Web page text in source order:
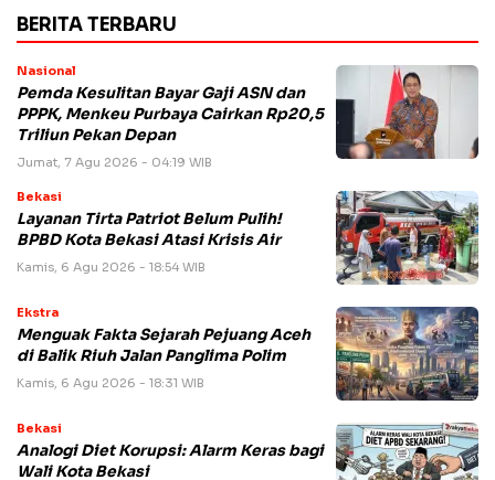
BERITA TERBARU
Nasional
Pemda Kesulitan Bayar Gaji ASN dan
PPPK, Menkeu Purbaya Cairkan Rp20,5
Triliun Pekan Depan
Jumat, 7 Agu 2026 - 04:19 WIB
Bekasi
Layanan Tirta Patriot Belum Pulih!
BPBD Kota Bekasi Atasi Krisis Air
Kamis, 6 Agu 2026 - 18:54 WIB
Ekstra
Menguak Fakta Sejarah Pejuang Aceh
di Balik Riuh Jalan Panglima Polim
Kamis, 6 Agu 2026 - 18:31 WIB
Bekasi
Analogi Diet Korupsi: Alarm Keras bagi
Wali Kota Bekasi